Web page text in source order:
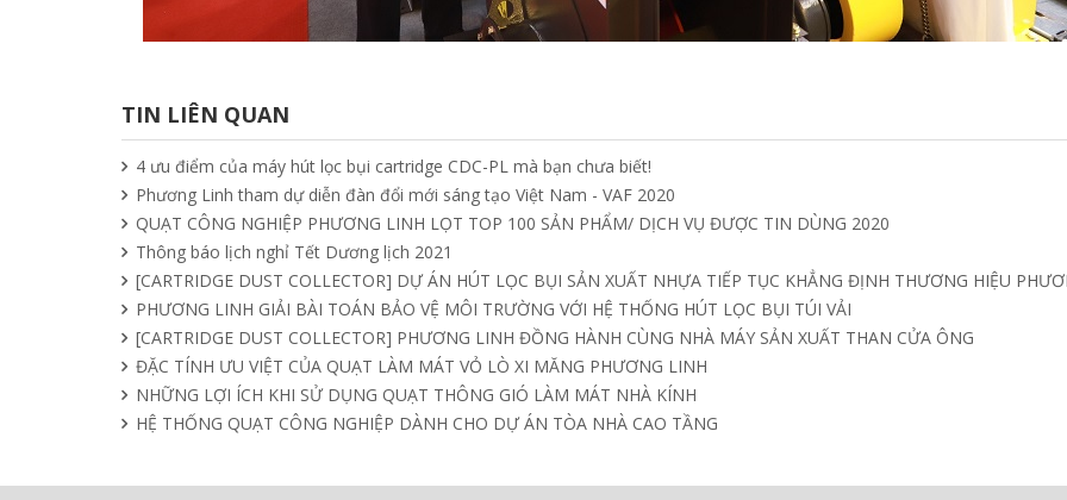
TIN LIÊN QUAN
4 ưu điểm của máy hút lọc bụi cartridge CDC-PL mà bạn chưa biết!
Phương Linh tham dự diễn đàn đổi mới sáng tạo Việt Nam - VAF 2020
QUẠT CÔNG NGHIỆP PHƯƠNG LINH LỌT TOP 100 SẢN PHẨM/ DỊCH VỤ ĐƯỢC TIN DÙNG 2020
Thông báo lịch nghỉ Tết Dương lịch 2021
[CARTRIDGE DUST COLLECTOR] DỰ ÁN HÚT LỌC BỤI SẢN XUẤT NHỰA TIẾP TỤC KHẲNG ĐỊNH THƯƠNG HIỆU
PHƯƠNG LINH GIẢI BÀI TOÁN BẢO VỆ MÔI TRƯỜNG VỚI HỆ THỐNG HÚT LỌC BỤI TÚI VẢI
[CARTRIDGE DUST COLLECTOR] PHƯƠNG LINH ĐỒNG HÀNH CÙNG NHÀ MÁY SẢN XUẤT THAN CỬA ÔNG
ĐẶC TÍNH ƯU VIỆT CỦA QUẠT LÀM MÁT VỎ LÒ XI MĂNG PHƯƠNG LINH
NHỮNG LỢI ÍCH KHI SỬ DỤNG QUẠT THÔNG GIÓ LÀM MÁT NHÀ KÍNH
HỆ THỐNG QUẠT CÔNG NGHIỆP DÀNH CHO DỰ ÁN TÒA NHÀ CAO TẦNG